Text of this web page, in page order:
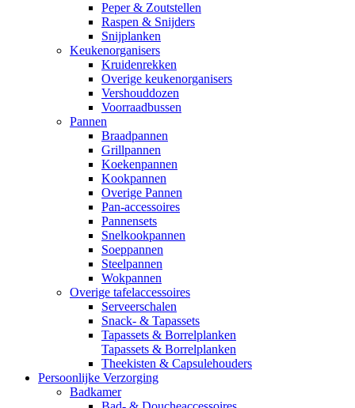
Peper & Zoutstellen
Raspen & Snijders
Snijplanken
Keukenorganisers
Kruidenrekken
Overige keukenorganisers
Vershouddozen
Voorraadbussen
Pannen
Braadpannen
Grillpannen
Koekenpannen
Kookpannen
Overige Pannen
Pan-accessoires
Pannensets
Snelkookpannen
Soeppannen
Steelpannen
Wokpannen
Overige tafelaccessoires
Serveerschalen
Snack- & Tapassets
Tapassets & Borrelplanken
Tapassets & Borrelplanken
Theekisten & Capsulehouders
Persoonlijke Verzorging
Badkamer